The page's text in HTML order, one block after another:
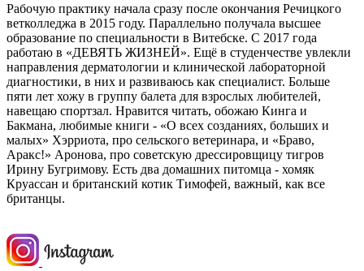
Рабочую практику начала сразу после окончания Речицкого
ветколледжа в 2015 году. Параллельно получала высшее
образование по специальности в Витебске. С 2017 года
работаю в «ДЕВЯТЬ ЖИЗНЕЙ». Ещё в студенчестве увлекли
направления дерматологии и клинической лабораторной
диагностики, в них и развиваюсь как специалист. Больше
пяти лет хожу в группу балета для взрослых любителей,
навещаю спортзал. Нравится читать, обожаю Кинга и
Бакмана, любимые книги - «О всех созданиях, больших и
малых» Хэрриота, про сельского ветеринара, и «Браво,
Аракс!» Аронова, про советскую дрессировщицу тигров
Ирину Бугримову. Есть два домашних питомца - хомяк
Круассан и британский котик Тимофей, важный, как все
британцы.